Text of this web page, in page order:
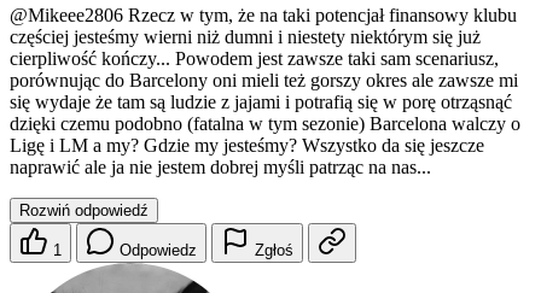
@Mikeee2806 Rzecz w tym, że na taki potencjał finansowy klubu
częściej jesteśmy wierni niż dumni i niestety niektórym się już
cierpliwość kończy... Powodem jest zawsze taki sam scenariusz,
porównując do Barcelony oni mieli też gorszy okres ale zawsze mi
się wydaje że tam są ludzie z jajami i potrafią się w porę otrząsnąć
dzięki czemu podobno (fatalna w tym sezonie) Barcelona walczy o
Ligę i LM a my? Gdzie my jesteśmy? Wszystko da się jeszcze
naprawić ale ja nie jestem dobrej myśli patrząc na nas...
Rozwiń odpowiedź
1 Odpowiedz Zgłoś